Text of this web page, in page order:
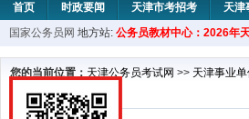
首页 时政要闻 天津市考招考 天津
教材中心
国家公务员网 地方站: 公务员教材中心：2026年
您的当前位置： 天津公务员考试网 >> 天津事业